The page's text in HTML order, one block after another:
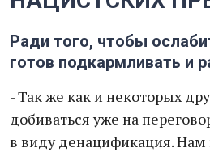
Ради того, чтобы
готов подкармливать и
- Так же как и некоторых
добиваться уже на
в виду денацификация. Нам